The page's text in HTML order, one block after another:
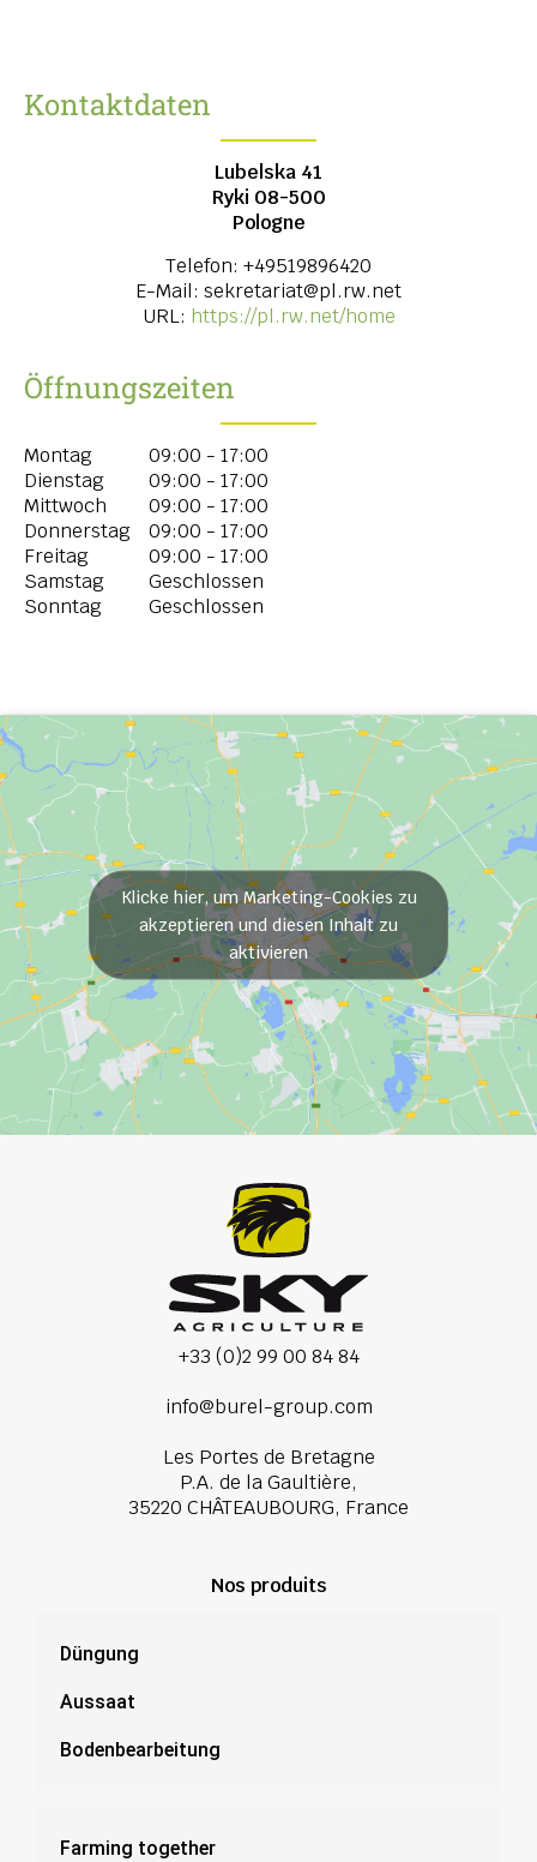
Kontaktdaten
Lubelska 41
Ryki 08-500
Pologne
Telefon: +49519896420
E-Mail: sekretariat@pl.rw.net
URL: https://pl.rw.net/home
Öffnungszeiten
Montag
09:00 - 17:00
Dienstag
09:00 - 17:00
Mittwoch
09:00 - 17:00
Donnerstag
09:00 - 17:00
Freitag
09:00 - 17:00
Samstag
Geschlossen
Sonntag
Geschlossen
Klicke hier, um Marketing-Cookies zu
akzeptieren und diesen Inhalt zu
aktivieren
+33 (0)2 99 00 84 84
info@burel-group.com
Les Portes de Bretagne
P.A. de la Gaultière,
35220 CHÂTEAUBOURG, France
Nos produits
Düngung
Aussaat
Bodenbearbeitung
Farming together